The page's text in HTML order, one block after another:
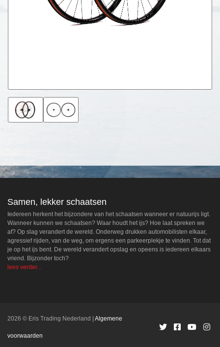
Samen, lekker schaatsen
Iedereen herkent het bijzondere van het schaatsen wanneer er natuurijs ligt.
Wanneer kunnen we schaatsen? Waar houdt het ijs? Hoe laat spreken we
af? Op slag verandert de wereld. Onderweg drukken automobilisten elkaar,
agressief rijden, van de weg, om ergens een parkeerplekje te vinden. Tot dat
je op het ijs bent. De wereld verandert opslag en opeens is iedereen elkaars
vriend. Bijzonder toch?
lees verder...
2026 © Eris Trading Nederland Algemene
voorwaarden